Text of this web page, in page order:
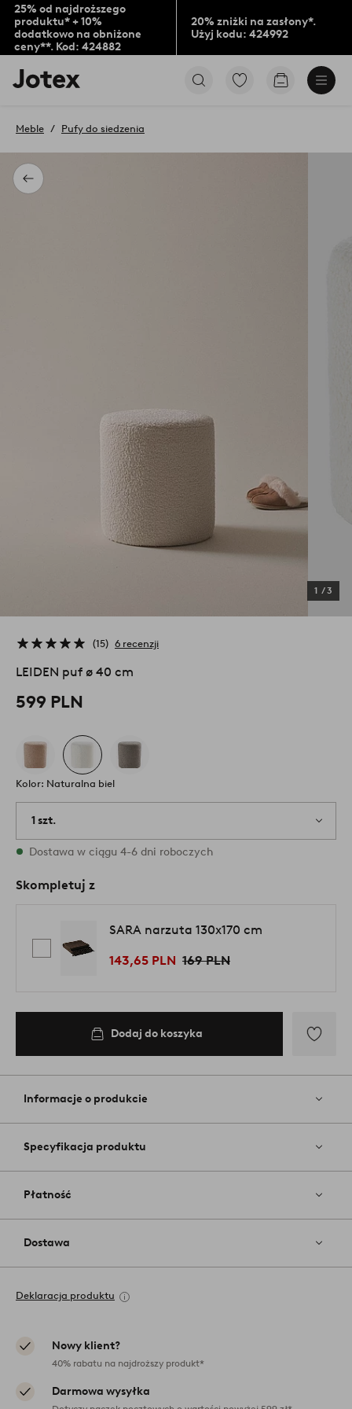
25% od najdroższego
produktu* + 10%
dodatkowo na obniżone
ceny**. Kod: 424882
20% zniżki na zasłony*.
Użyj kodu: 424992
Logo
Jotex
na
stronę
PrzejdźPrzejdź
Powrót
Meble Pufy do siedzenia
1 /3
15 6 recenzji
LEIDEN puf ø 40 cm
599 PLN
Kolor: Naturalna biel
1 szt.
W magazynie
Dostawa w ciągu 4-6 dni roboczych
Skompletuj z
SARA narzuta 130x170 cm
143,65 PLN 169 PLN
Dodaj do koszyka
do
Informacje o produkcie
Specyfikacja produktu
Płatność
Dostawa
Deklaracja produktu
Nowy klient?
40% rabatu na najdroższy produkt*
Darmowa wysyłka